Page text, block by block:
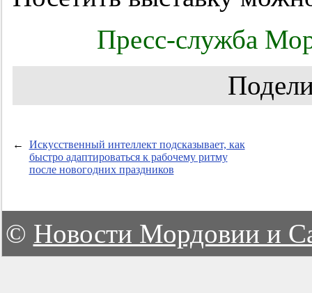
Пресс-служба
←
Искусственный интеллект подсказывает, как
быстро адаптироваться к рабочему ритму
после новогодних праздников
© Новости Мордовии и